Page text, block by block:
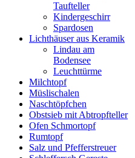
Taufteller
Kindergeschirr
Spardosen
Lichthäuser aus Keramik
Lindau am
Bodensee
Leuchttürme
Milchtopf
Müslischalen
Naschtöpfchen
Obstsieb mit Abtropfteller
Ofen Schmortopf
Rumtopf
Salz und Pfefferstreuer